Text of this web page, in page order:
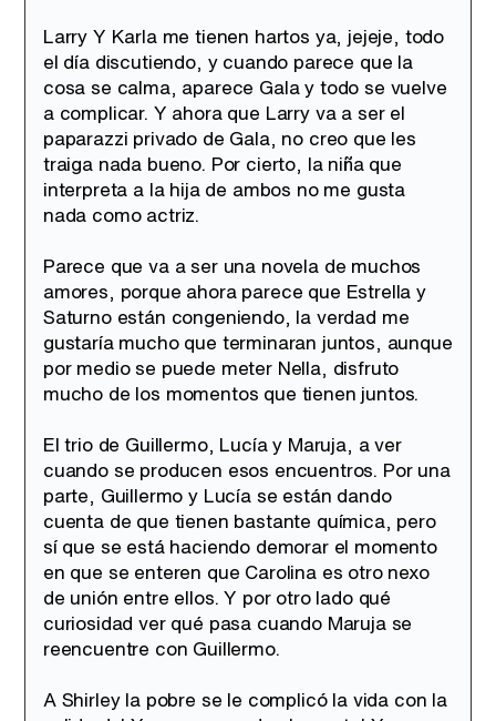
Larry Y Karla me tienen hartos ya, jejeje, todo
el día discutiendo, y cuando parece que la
cosa se calma, aparece Gala y todo se vuelve
a complicar. Y ahora que Larry va a ser el
paparazzi privado de Gala, no creo que les
traiga nada bueno. Por cierto, la niña que
interpreta a la hija de ambos no me gusta
nada como actriz.
Parece que va a ser una novela de muchos
amores, porque ahora parece que Estrella y
Saturno están congeniendo, la verdad me
gustaría mucho que terminaran juntos, aunque
por medio se puede meter Nella, disfruto
mucho de los momentos que tienen juntos.
El trio de Guillermo, Lucía y Maruja, a ver
cuando se producen esos encuentros. Por una
parte, Guillermo y Lucía se están dando
cuenta de que tienen bastante química, pero
sí que se está haciendo demorar el momento
en que se enteren que Carolina es otro nexo
de unión entre ellos. Y por otro lado qué
curiosidad ver qué pasa cuando Maruja se
reencuentre con Guillermo.
A Shirley la pobre se le complicó la vida con la